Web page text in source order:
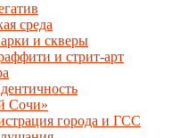
среда
и скверы
и стрит-арт
Сочи»
города и ГСС